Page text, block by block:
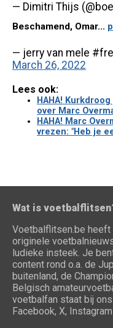
— Dimitri Thijs
Beschamend, Omar...
— jerry van mele
March 26, 2022
Lees ook:
HAHA!
over Marc
HAHA! Marc
vrezen: "Heb je
Wat is
Voetbalflitsen.be
originele
ludieke insteek. Je
content rond o.a. de
buitenland, de
Belgisch
voetbalfan staat bij
Facebook, X,